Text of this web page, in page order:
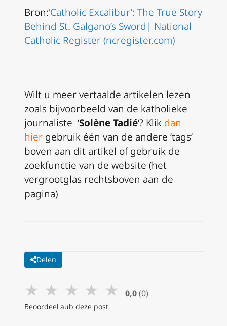
Bron:‘Catholic Excalibur’: The True Story
Behind St. Galgano’s Sword| National
Catholic Register (ncregister.com)
Wilt u meer vertaalde artikelen lezen
zoals bijvoorbeeld van de katholieke
journaliste ‘Solène Tadié‘? Klik dan
hier gebruik één van de andere ’tags’
boven aan dit artikel of gebruik de
zoekfunctie van de website (het
vergrootglas rechtsboven aan de
pagina)
Delen
★ ★ ★ ★ ★ 0,0 (0)
Beoordeel aub deze post.